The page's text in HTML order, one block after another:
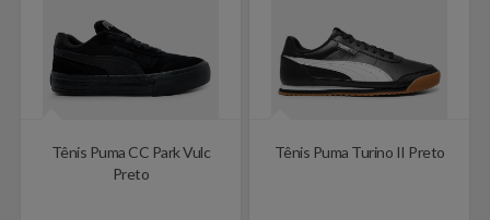
Tênis Puma CC Park Vulc
Preto
Tênis Puma Turino II Preto